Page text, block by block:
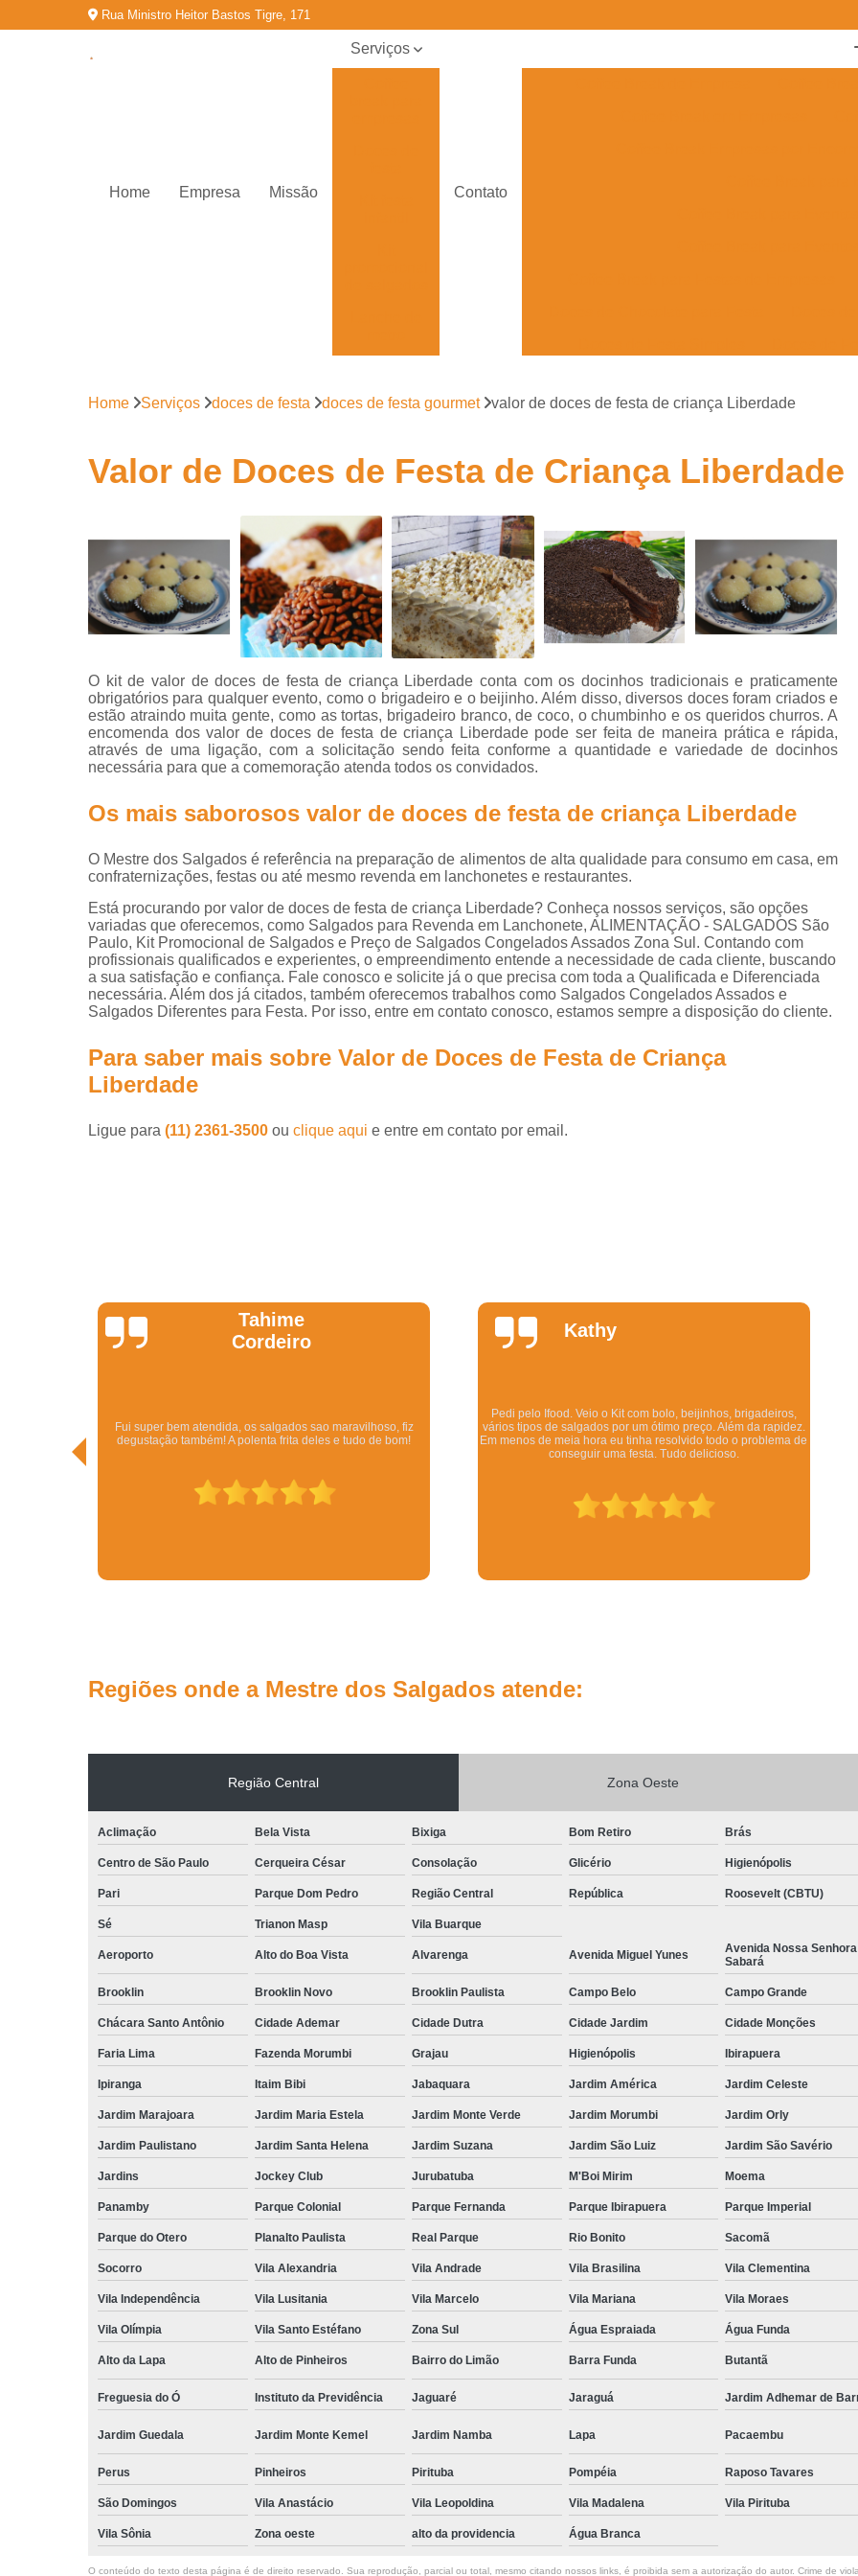
Rua Ministro Heitor Bastos Tigre, 171
Home Empresa Missão
Serviços
Salgados
Salgados
para festa
infantil
Salgados
para
revenda
Contato
Doces para Festa de Debutante
Doces para
Kit Doces Festa Infantil
Kit Doces para
Kit Lanchinho para Festa
Kit Promocional Aniversário Salgados
Kit Promocional de Salgados para
Kit Promocional Festa Salgados
Kit Promocional Salgados Festa Infantil
Kit Promocional Salgados para
Lanche de
Lanche de Metro Vegetariano
Lanche
Salgados Congelados Assados por
Salgados Congelados Festa
Salgados Congelados Fritos por
Salgados Congelados para Festa
Salgados Aniversário
Salgados para Festa de Casamento
Salgados de Forno para Festa Infantil
Salgados Diferentes Festa Infantil
Salgados para Festa de Aniversário Infantil
Revenda de Salgados para
Home Serviços doces de festa doces de festa gourmet valor de doces de festa de criança Liberdade
Valor de Doces de Festa de Criança Liberdade
O kit de valor de doces de festa de criança Liberdade conta com os docinhos tradicionais e praticamente
obrigatórios para qualquer evento, como o brigadeiro e o beijinho. Além disso, diversos doces foram criados e
estão atraindo muita gente, como as tortas, brigadeiro branco, de coco, o chumbinho e os queridos churros. A
encomenda dos valor de doces de festa de criança Liberdade pode ser feita de maneira prática e rápida,
através de uma ligação, com a solicitação sendo feita conforme a quantidade e variedade de docinhos
necessária para que a comemoração atenda todos os convidados.
Os mais saborosos valor de doces de festa de criança Liberdade
O Mestre dos Salgados é referência na preparação de alimentos de alta qualidade para consumo em casa, em
confraternizações, festas ou até mesmo revenda em lanchonetes e restaurantes.
Está procurando por valor de doces de festa de criança Liberdade? Conheça nossos serviços, são opções
variadas que oferecemos, como Salgados para Revenda em Lanchonete, ALIMENTAÇÃO - SALGADOS São
Paulo, Kit Promocional de Salgados e Preço de Salgados Congelados Assados Zona Sul. Contando com
profissionais qualificados e experientes, o empreendimento entende a necessidade de cada cliente, buscando
a sua satisfação e confiança. Fale conosco e solicite já o que precisa com toda a Qualificada e Diferenciada
necessária. Além dos já citados, também oferecemos trabalhos como Salgados Congelados Assados e
Salgados Diferentes para Festa. Por isso, entre em contato conosco, estamos sempre a disposição do cliente.
Para saber mais sobre Valor de Doces de Festa de Criança
Liberdade
Ligue para (11) 2361-3500 ou clique aqui e entre em contato por email.
e tudo de bom!
Kathy
vários tipos de salgados por um ótimo preço. Além da rapidez.
Em menos de meia hora eu tinha resolvido todo o problema de
Os salgadinhos são maravilhosos. Dizem pra esquentar no
forno mas eu esquento no microondas pra ser rápido e
assim ficam deliciosos. Todo mundo q comeu gostou.
Regiões onde a Mestre dos Salgados atende:
Região Central Zona Oeste
Aclimação Bela Vista Bixiga Bom Retiro Brás
Centro de São Paulo Cerqueira César Consolação Glicério Higienópolis
Pari Parque Dom Pedro Região Central República Roosevelt (CBTU)
Sé Trianon Masp Vila Buarque
Aeroporto Alto do Boa Vista Alvarenga Avenida Miguel Yunes
Avenida Nossa
Sabará
Brooklin Brooklin Novo Brooklin Paulista Campo Belo Campo Grande
Chácara Santo Antônio Cidade Ademar Cidade Dutra Cidade Jardim Cidade Monções
Faria Lima Fazenda Morumbi Grajau Higienópolis Ibirapuera
Ipiranga Itaim Bibi Jabaquara Jardim América Jardim Celeste
Jardim Marajoara Jardim Maria Estela Jardim Monte Verde Jardim Morumbi Jardim Orly
Jardim Paulistano Jardim Santa Helena Jardim Suzana Jardim São Luiz Jardim São Savério
Jardins Jockey Club Jurubatuba M'Boi Mirim Moema
Panamby Parque Colonial Parque Fernanda Parque Ibirapuera Parque Imperial
Parque do Otero Planalto Paulista Real Parque Rio Bonito Sacomã
Socorro Vila Alexandria Vila Andrade Vila Brasilina Vila Clementina
Vila Independência Vila Lusitania Vila Marcelo Vila Mariana Vila Moraes
Vila Olímpia Vila Santo Estéfano Zona Sul Água Espraiada Água Funda
Alto da Lapa Alto de Pinheiros Bairro do Limão Barra Funda Butantã
Freguesia do Ó Instituto da Previdência Jaguaré Jaraguá Jardim Adhemar de
Jardim Guedala Jardim Monte Kemel Jardim Namba Lapa Pacaembu
Perus Pinheiros Pirituba Pompéia Raposo Tavares
São Domingos Vila Anastácio Vila Leopoldina Vila Madalena Vila Pirituba
Vila Sônia Zona oeste alto da providencia Água Branca
O conteúdo do texto desta página é de direito reservado. Sua reprodução, parcial ou total, mesmo citando nossos links, é proibida sem a autorização do autor. Crime de